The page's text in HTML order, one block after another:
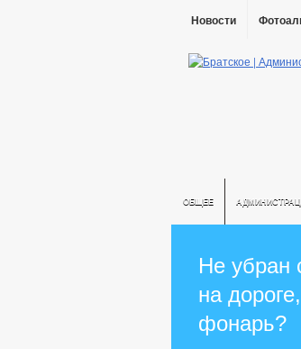
Новости
ОБЩЕЕ
Не убран
на
фонарь?